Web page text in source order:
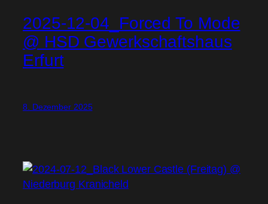
2025-12-04_Forced To Mode
@ HSD Gewerkschaftshaus
Erfurt
8. Dezember 2025